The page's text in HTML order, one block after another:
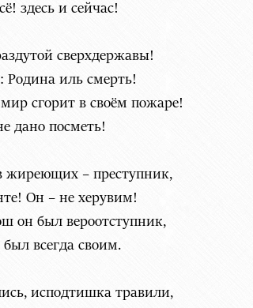
здесь и сейчас!
сверхдержавы!
Родина иль смерть!
сгорит в своём пожаре!
дано посметь!
жиреющих – преступник,
Он – не херувим!
он был вероотступник,
всегда своим.
исподтишка травили,